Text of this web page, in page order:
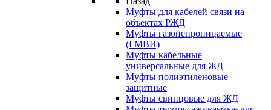
Муфты для кабелей связи на
объектах РЖД
Муфты газонепроницаемые
(ГМВИ)
Муфты кабельные
универсальные для ЖД
Муфты полиэтиленовые
защитные
Муфты свинцовые для ЖД